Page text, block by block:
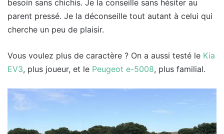
besoin sans chichis. Je la conseille sans hésiter au
parent pressé. Je la déconseille tout autant à celui qui
cherche un peu de plaisir.
Vous voulez plus de caractère ? On a aussi testé le Kia
EV3, plus joueur, et le Peugeot e-5008, plus familial.